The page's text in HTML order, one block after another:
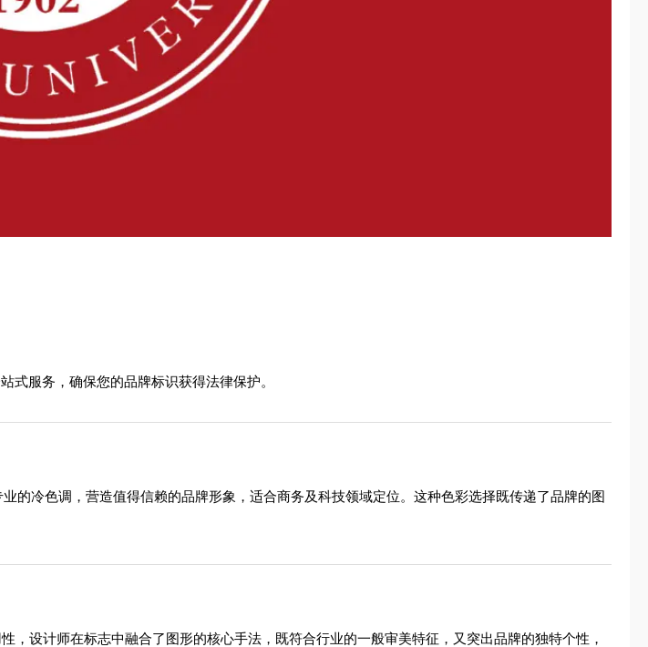
式服务，确保您的品牌标识获得法律保护。
的冷色调，营造值得信赖的品牌形象，适合商务及科技领域定位。这种色彩选择既传递了品牌的图
设计师在标志中融合了图形的核心手法，既符合行业的一般审美特征，又突出品牌的独特个性，